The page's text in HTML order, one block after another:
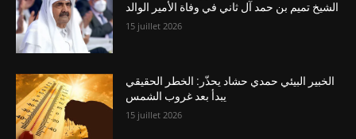
الشيخ تميم بن حمد آل ثاني في وفاة الأمير الوالد
15 juillet 2026
الخبير البيئي حمدي حشاد يحذّر: الخطر الحقيقي
يبدأ بعد غروب الشمس
15 juillet 2026